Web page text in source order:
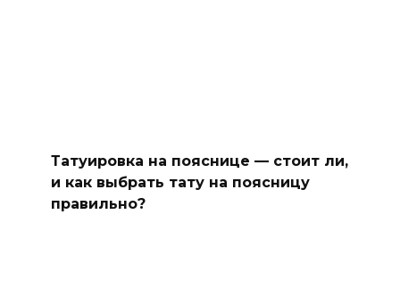
Татуировка на пояснице — стоит ли,
и как выбрать тату на поясницу
правильно?